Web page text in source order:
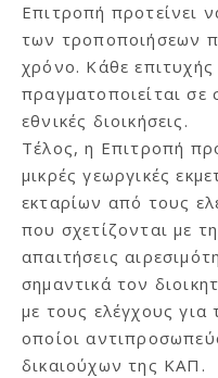
Επιτροπή προτείνει
των τροποποιήσεων
χρόνο. Κάθε
πραγματοποιείται σε
εθνικές διοικήσεις.
Τέλος, η Επιτροπή
μικρές γεωργικές
εκταρίων από τους
που σχετίζονται με
απαιτήσεις
σημαντικά τον
με τους ελέγχους για
οποίοι
δικαιούχων της ΚΑΠ.